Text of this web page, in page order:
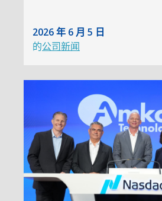
2026 年 6 月 5 日
的公司新闻